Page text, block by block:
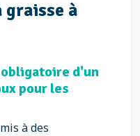
graisse à
d'un
pour les
à des